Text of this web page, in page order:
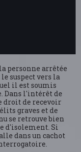
personne arrêtée
suspect vers la
il est soumis
Dans l'intérêt de
droit de recevoir
graves et de
se retrouve bien
d'isolement. Si
dans un cachot